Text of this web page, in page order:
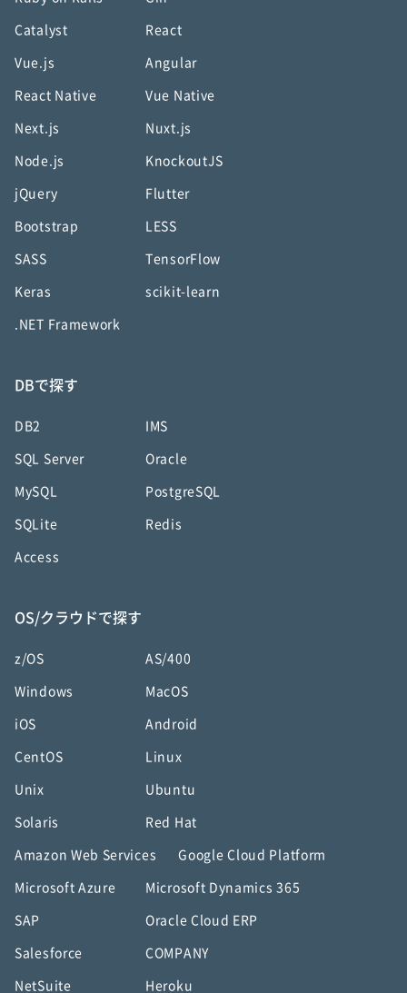
Catalyst React
Vue.js Angular
React Native Vue Native
Next.js Nuxt.js
Node.js KnockoutJS
jQuery Flutter
Bootstrap LESS
SASS TensorFlow
Keras scikit-learn
.NET Framework
DBで探す
DB2 IMS
SQL Server Oracle
MySQL PostgreSQL
SQLite Redis
Access
OS/クラウドで探す
z/OS AS/400
Windows MacOS
iOS Android
CentOS Linux
Unix Ubuntu
Solaris Red Hat
Amazon Web Services Google Cloud Platform
Microsoft Azure Microsoft Dynamics 365
SAP Oracle Cloud ERP
Salesforce COMPANY
NetSuite Heroku